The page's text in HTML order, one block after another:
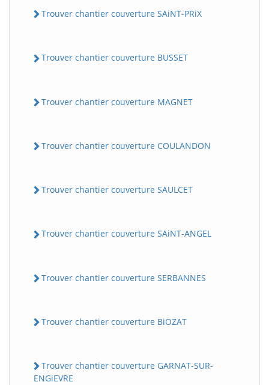
Trouver chantier couverture SAiNT-PRiX
Trouver chantier couverture BUSSET
Trouver chantier couverture MAGNET
Trouver chantier couverture COULANDON
Trouver chantier couverture SAULCET
Trouver chantier couverture SAiNT-ANGEL
Trouver chantier couverture SERBANNES
Trouver chantier couverture BiOZAT
Trouver chantier couverture GARNAT-SUR-
ENGiEVRE